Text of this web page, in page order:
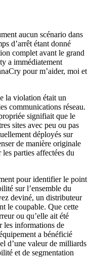
aucun scénario dans
d’arrêt étant donné
complet avant le grand
a immédiatement
pour m’aider, moi et
la violation était un
communications réseau.
signifiait que le
sites avec peu ou pas
déployés sur
de manière originale
parties affectées du
pour identifier le point
sur l’ensemble du
deviné, un distributeur
le coupable. Que cette
ou qu’elle ait été
les informations de
a bénéficié
d’une valeur de milliards
et de segmentation